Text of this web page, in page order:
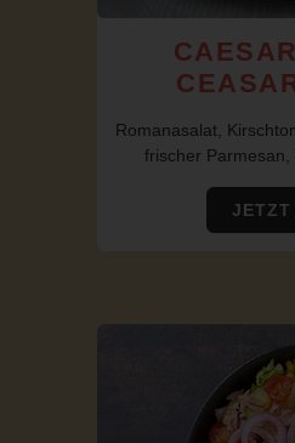
Romanasalat,
frischer
JETZT